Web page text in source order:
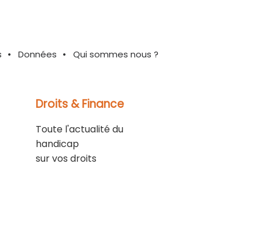
Données Qui sommes nous ?
Droits & Finance
Toute l'actualité du
handicap
sur vos droits